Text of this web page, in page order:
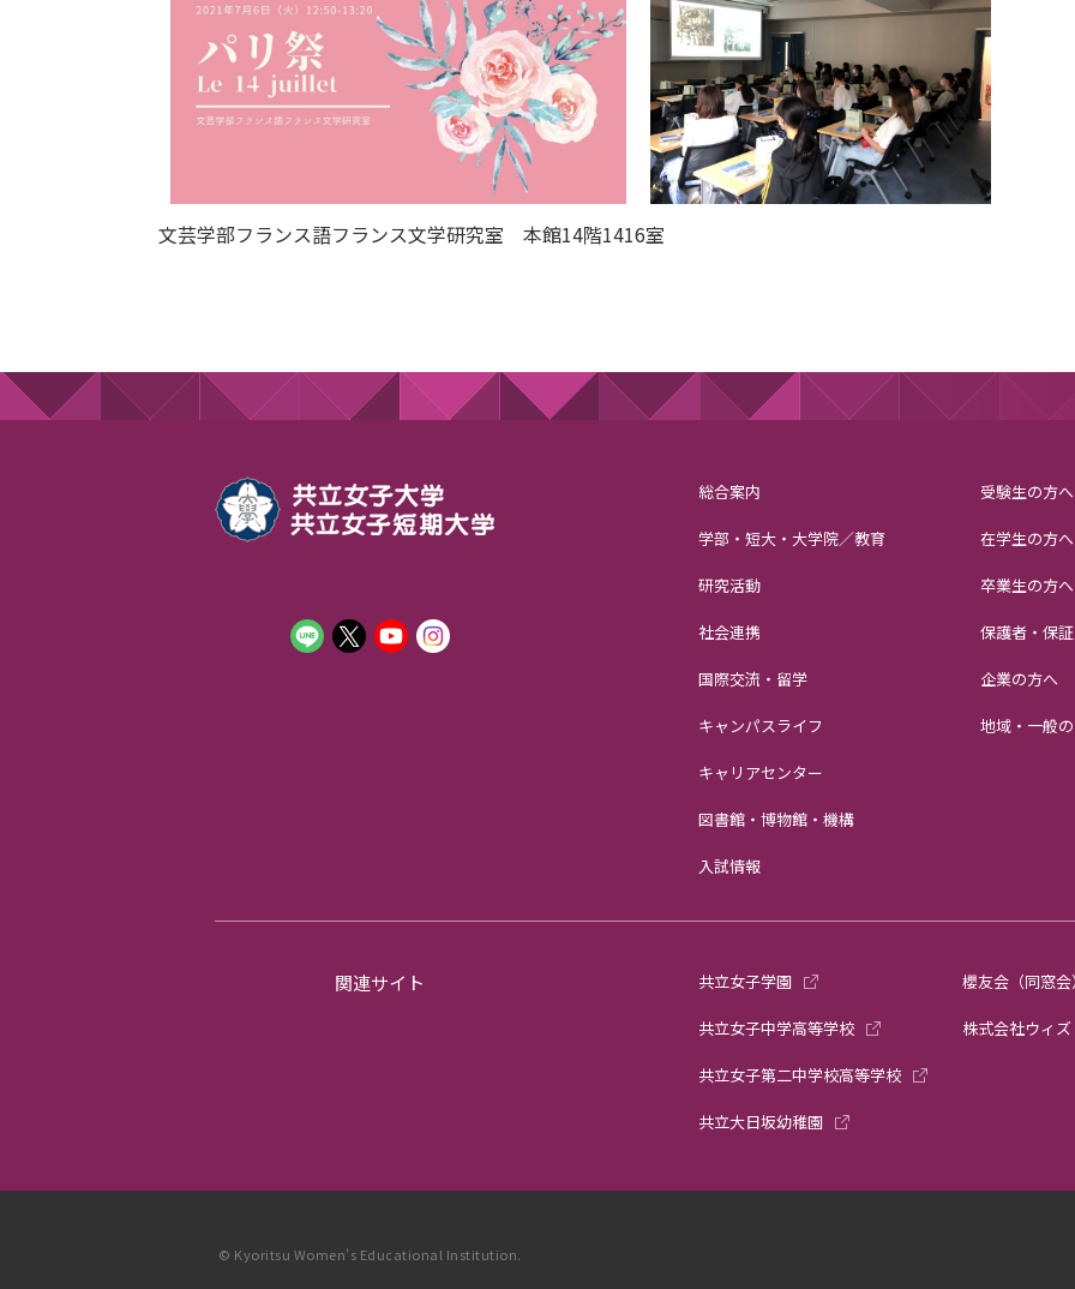
文芸学部フランス語フランス文学研究室 本館14階1416室
総合案内
学部・短大・大学院／教育
研究活動
社会連携
国際交流・留学
キャンパスライフ
キャリアセンター
図書館・博物館・機構
入試情報
受験生の方へ
在学生の方へ
卒業生の方へ
保護者・保
企業の方へ
地域・一般
関連サイト 共立女子学園
共立女子中学高等学校
共立女子第二中学校高等学校
共立大日坂幼稚園
櫻友会（同窓会）
株式会社ウィ
© Kyoritsu Women’s Educational Institution.